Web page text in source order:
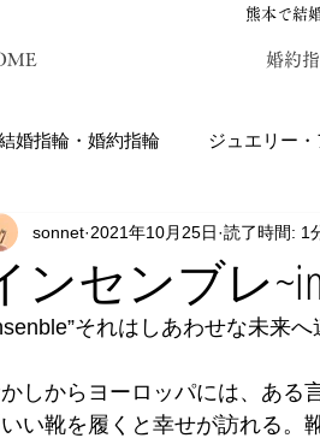
熊本で結
婚約
婚指輪・婚約指輪 ジュエリー
ネット熊本：結婚指輪・婚約指輪の
ンセンブレ
sonnet 2021年10月25日 読了時間: 1
それはしあわせな未来
しからヨーロッパには、ある
いい靴を履くと幸せが訪れる。